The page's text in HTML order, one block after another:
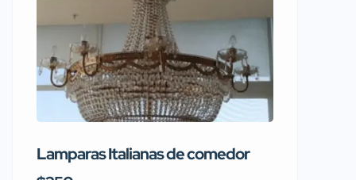
Lamparas Italianas de comedor